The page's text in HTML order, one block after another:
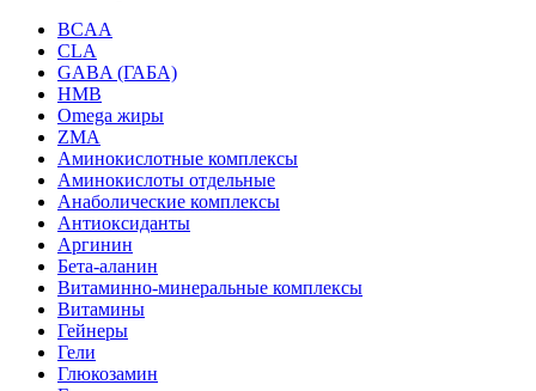
BCAA
CLA
GABA (ГАБА)
HMB
Omega жиры
ZMA
Аминокислотные комплексы
Аминокислоты отдельные
Анаболические комплексы
Антиоксиданты
Аргинин
Бета-аланин
Витаминно-минеральные комплексы
Витамины
Гейнеры
Гели
Глюкозамин